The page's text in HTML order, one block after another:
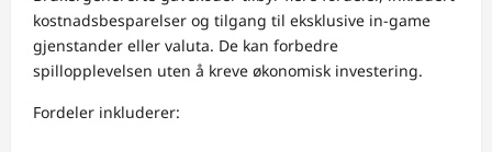
kostnadsbesparelser og tilgang til eksklusive in-game
gjenstander eller valuta. De kan forbedre
spillopplevelsen uten å kreve økonomisk investering.
Fordeler inkluderer: